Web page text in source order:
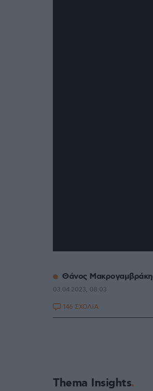
Θάνος
03.04.2023, 08:03
146 ΣΧΟΛΙΑ
Thema Insights